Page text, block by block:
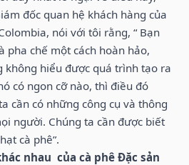
đốc quan hệ khách hàng của
nói với tôi rằng, “ Bạn
pha chế một cách hoàn hảo,
không hiểu được quá trình tạo ra
có ngon cỡ nào, thì điều đó
cần có những công cụ và thông
người. Chúng ta cần được biết
cà phê”.
nhau của cà phê Đặc sản